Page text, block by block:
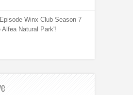
Winx Club Season 7
Alfea Natural Park'!